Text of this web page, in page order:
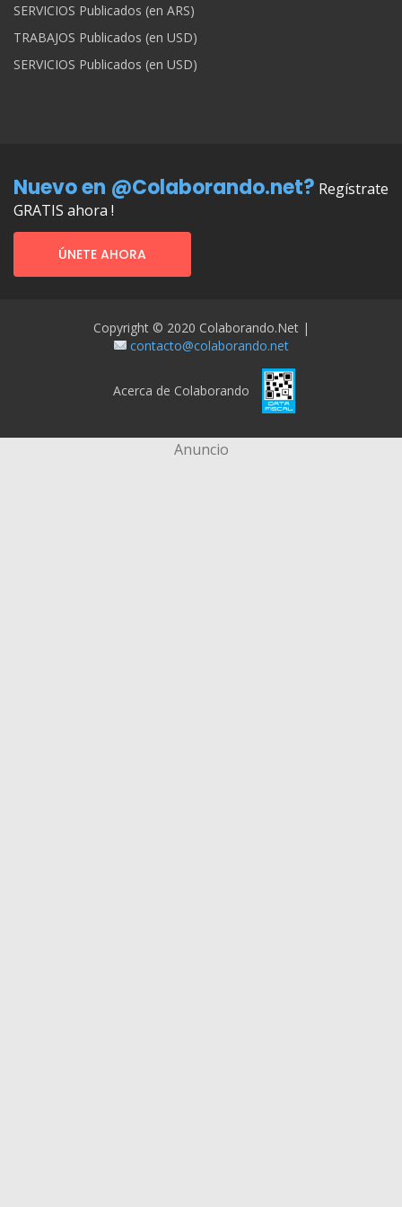
SERVICIOS Publicados (en ARS)
TRABAJOS Publicados (en USD)
SERVICIOS Publicados (en USD)
Nuevo en @Colaborando.net? Regístrate
GRATIS ahora !
ÚNETE AHORA
Copyright © 2020 Colaborando.net |
contacto@colaborando.net
Acerca de Colaborando
Anuncio